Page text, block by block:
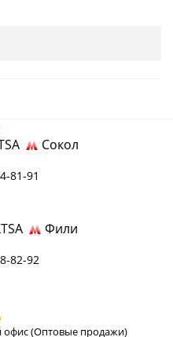
Сокол
81-91
Фили
82-92
офис (Оптовые продажи)